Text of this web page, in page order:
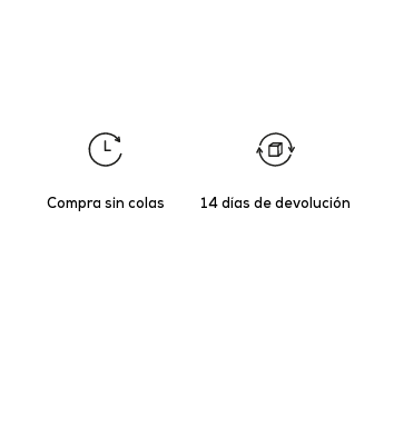
Compra sin colas 14 días de devolución